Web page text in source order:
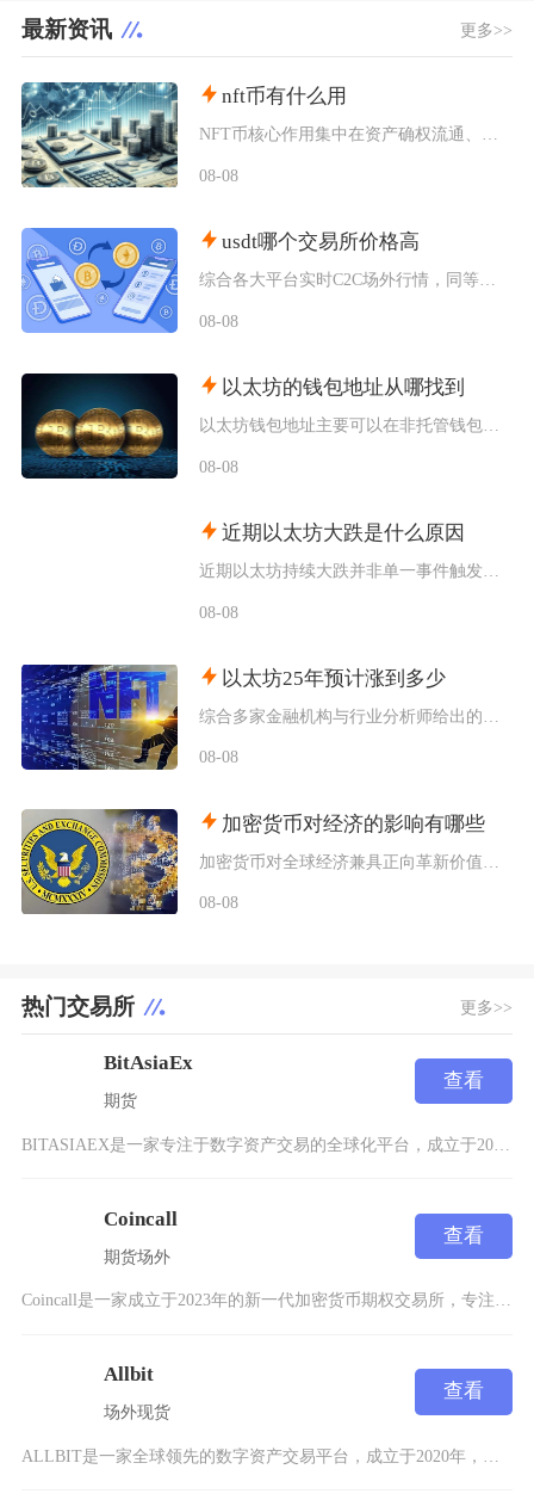
最新资讯 更多>>
nft币有什么用
NFT币核心作用集中在资产确权流通、生态权益兑现、金融抵押套利、身份凭证认证四大方向，既是
08-08
usdt哪个交易所价格高
综合各大平台实时C2C场外行情，同等支付渠道下Bybit场内场外USDT卖出报价长期高于其
08-08
以太坊的钱包地址从哪找到
08-08
近期以太坊大跌是什么原因
08-08
以太坊25年预计涨到多少
08-08
加密货币对经济的影响有哪些
08-08
热门交易所 更多>>
BitAsiaEx
期货
查看
BITASIAEX是一家专注于数字资产交易的全球化平台，成立于2021年，总部位于新加坡，
Coincall
期货场外
查看
Coincall是一家成立于2023年的新一代加密货币期权交易所，专注于可访问性、资本效率
Allbit
场外现货
查看